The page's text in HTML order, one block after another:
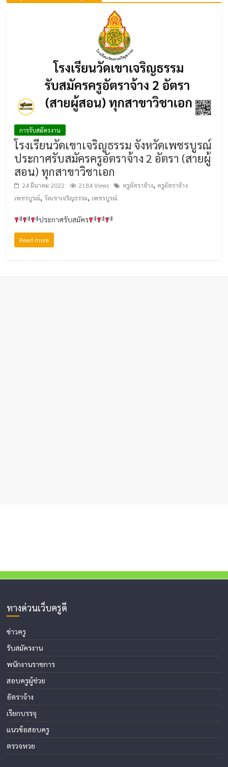
การรับสมัครงาน
โรงเรียนวัดเขาเจริญธรรม จังหวัดเพชรบูรณ์
ประกาศรับสมัครครูอัตราจ้าง 2 อัตรา (สายผู้
สอน) ทุกสาขาวิชาเอก
24 มีนาคม 2022 2184 Views ครูอัตราจ้าง, ครูอัตราจ้าง
เพชรบูรณ์,วัดเขาเจริญธรรม, เพชรบูรณ์
ประกาศรับสมัคร
Read more
ทางด่วนเว็บครูดี
ข่าวครู
รับสมัครงาน
พนักงานราชการ
สอบครูผู้ช่วย
อัตราจ้าง
เรียกบรรจุ
แนวข้อสอบครู
ตรวจหวย